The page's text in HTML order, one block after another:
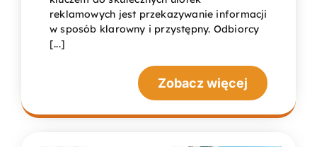
reklamowych jest przekazywanie informacji
w sposób klarowny i przystępny. Odbiorcy
[...]
Zobacz więcej